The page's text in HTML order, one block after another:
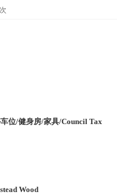
位/健身房/家具/Council Tax
Wood